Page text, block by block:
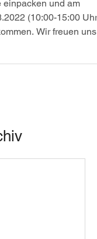
Uhr